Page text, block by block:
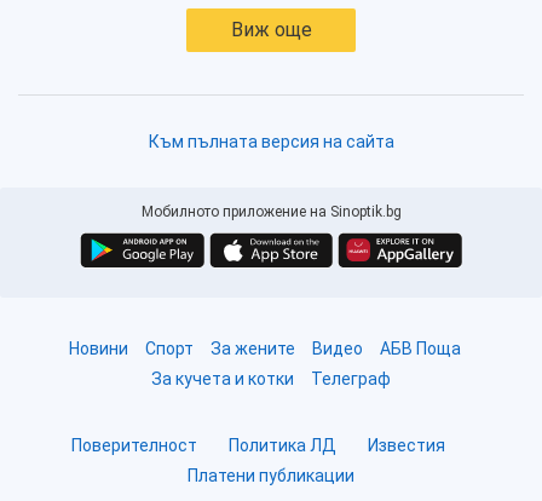
Виж още
Към пълната версия на сайта
Мобилното приложение на Sinoptik.bg
Новини Спорт За жените Видео
АБВ Поща
За кучета и котки
Телеграф
Поверителност Политика ЛД
Известия
Платени публикации